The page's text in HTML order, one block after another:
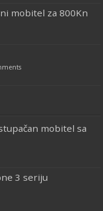
mobitel za 800Kn
mobitel sa
3 seriju